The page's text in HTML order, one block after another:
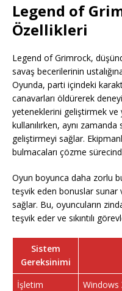
Legend of
Özellikleri
Legend of Grimrock,
savaş becerilerinin
Oyunda, parti içindeki
canavarları öldürerek
yeteneklerini geliştirmek
kullanılırken, aynı
geliştirmeyi sağlar.
bulmacaları çözme
Oyun boyunca daha zorlu
teşvik eden bonuslar
sağlar. Bu, oyuncuların
teşvik eder ve sıkıntılı
Sistem
Gereksinimi
İşletim
Windows